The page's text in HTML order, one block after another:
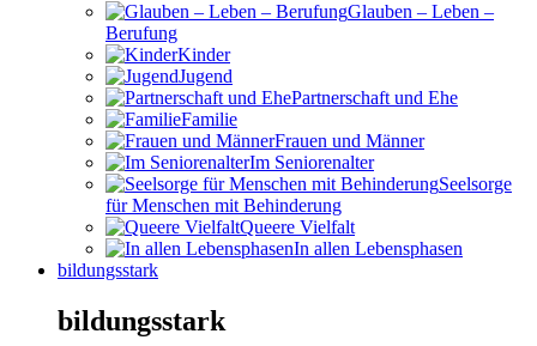
Glauben – Leben –
Berufung
Kinder
Jugend
Partnerschaft und Ehe
Familie
Frauen und Männer
Im Seniorenalter
Seelsorge
für Menschen mit Behinderung
Queere Vielfalt
In allen Lebensphasen
bildungsstark
bildungsstark